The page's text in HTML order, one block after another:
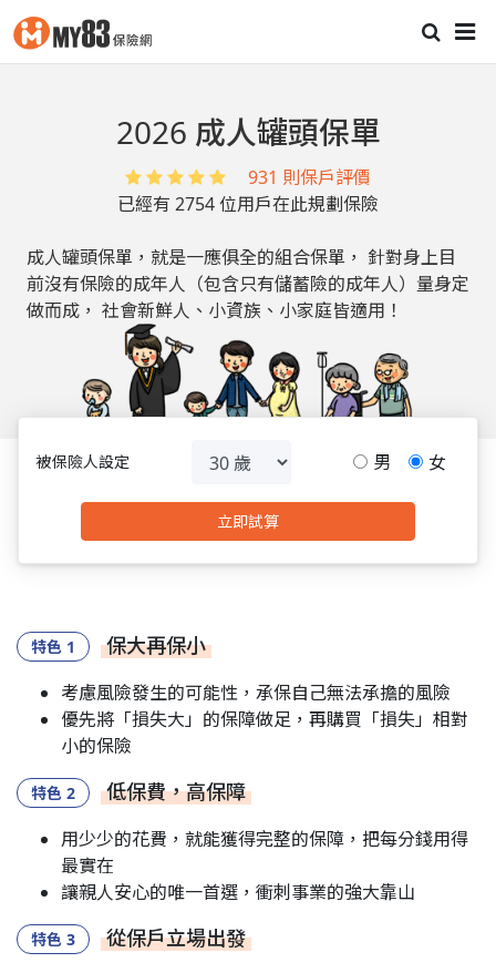
2026 成人罐頭保單
931 則保戶評價
已經有 2754 位用戶在此規劃保險
成人罐頭保單，就是一應俱全的組合保單， 針對身上目
前沒有保險的成年人（包含只有儲蓄險的成年人）量身定
做而成， 社會新鮮人、小資族、小家庭皆適用！
被保險人設定 男 女
立即試算
保大再保小
考慮風險發生的可能性，承保自己無法承擔的風險
優先將「損失大」的保障做足，再購買「損失」相對
小的保險
低保費，高保障
用少少的花費，就能獲得完整的保障，把每分錢用得
最實在
讓親人安心的唯一首選，衝刺事業的強大靠山
從保戶立場出發